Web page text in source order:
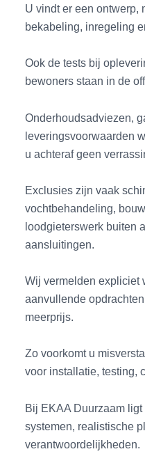
U vindt er een ontwerp,
bekabeling, inregeling
Ook de tests bij
bewoners staan in de
Onderhoudsadviezen,
leveringsvoorwaarden
u achteraf geen
Exclusies zijn vaak
vochtbehandeling,
loodgieterswerk buiten
aansluitingen.
Wij vermelden expliciet
aanvullende
meerprijs.
Zo voorkomt u
voor installatie, testing,
Bij EKAA Duurzaam
systemen, realistische
verantwoordelijkheden.